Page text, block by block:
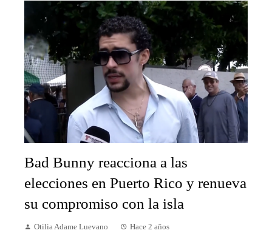
Bad Bunny reacciona a las
elecciones en Puerto Rico y renueva
su compromiso con la isla
Otilia Adame Luevano Hace 2 años